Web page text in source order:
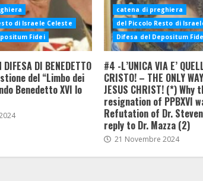
di Israele Celeste
Fidei
DI BENEDETTO
del “Limbo dei
Benedetto XVI lo
catena di preghiera
del Piccolo Resto di
Difesa del Depositum
#4 -L’UNICA VIA E’
CRISTO! – THE ONLY
JESUS CHRIST! (*) Why
resignation of PPBXVI
Refutation of Dr. Steven
reply to Dr. Mazza (2)
21 Novembre 2024